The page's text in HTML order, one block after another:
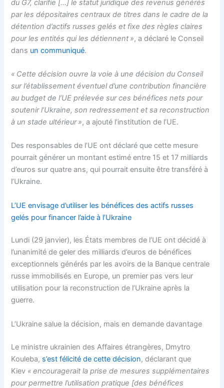
du G7, clarifie […] le statut juridique des revenus générés
par les dépositaires centraux de titres dans le cadre de la
détention d’actifs russes gelés et fixe des règles claires
pour les entités qui les détiennent », a déclaré le Conseil
dans un communiqué.
« Cette décision ouvre la voie à une décision du Conseil
sur l’établissement éventuel d’une contribution financière
au budget de l’UE prélevée sur ces bénéfices nets pour
soutenir l’Ukraine, son redressement et sa reconstruction
à un stade ultérieur », a ajouté l’institution de l’UE.
Des responsables de l’UE ont déclaré que cette mesure
pourrait générer un montant estimé entre 15 et 17 milliards
d’euros sur quatre ans, qui pourrait ensuite être transféré à
l’Ukraine.
L’UE envisage d’utiliser les bénéfices des actifs russes
gelés pour financer l’aide à l’Ukraine
Lundi (29 janvier), les États membres de l’UE ont décidé à
l’unanimité de geler des milliards d’euros de bénéfices
exceptionnels générés par les avoirs de la Banque centrale
russe immobilisés en Europe, un premier pas vers leur
utilisation pour la reconstruction de l’Ukraine après la
guerre.
L’Ukraine salue la décision, mais en demande davantage
Le ministre ukrainien des Affaires étrangères, Dmytro
Kouleba, s’est félicité de cette décision, déclarant que
Kiev « encouragerait la prise de mesures supplémentaires
pour permettre l’utilisation pratique [des bénéfices